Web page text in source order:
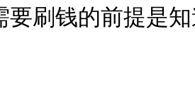
要刷钱的前提是